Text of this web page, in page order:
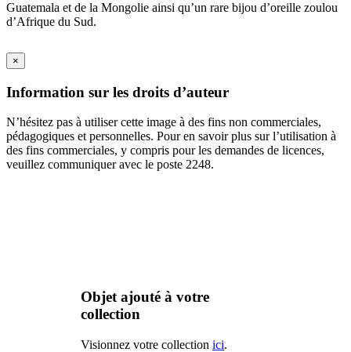
Guatemala et de la Mongolie ainsi qu’un rare bijou d’oreille zoulou
d’Afrique du Sud.
×
Information sur les droits d’auteur
N’hésitez pas à utiliser cette image à des fins non commerciales,
pédagogiques et personnelles. Pour en savoir plus sur l’utilisation à
des fins commerciales, y compris pour les demandes de licences,
veuillez communiquer avec le poste 2248.
Objet ajouté à votre
collection
Visionnez votre collection ici.